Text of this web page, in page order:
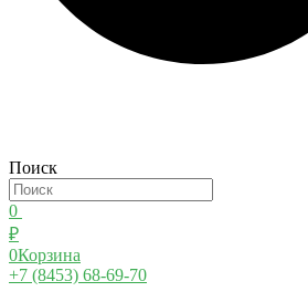
Поиск
0
₽
0Корзина
+7 (8453) 68-69-70